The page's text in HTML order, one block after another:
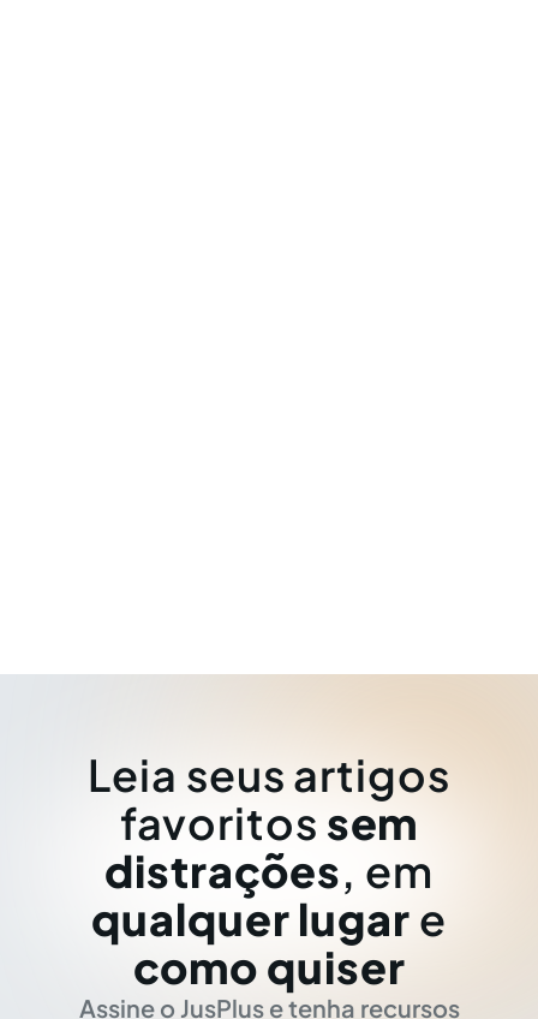
Leia seus artigos
favoritos sem
distrações, em
qualquer lugar e
como quiser
Assine o JusPlus e tenha recursos